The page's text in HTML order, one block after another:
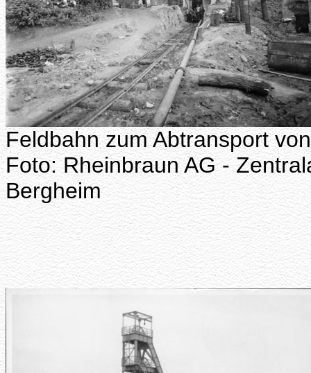
Feldbahn zum Abtransport
Foto: Rheinbraun AG -
Bergheim